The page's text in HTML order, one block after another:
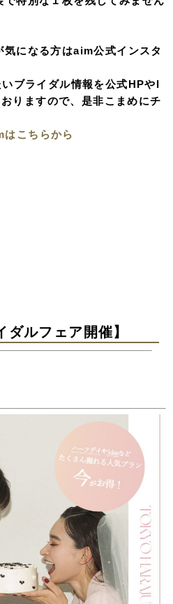
気になる方はaim公式インスタ
ブライダル情報を公式HPやI
りますので、是非こまめにチ
こちらから
ルフェア開催】